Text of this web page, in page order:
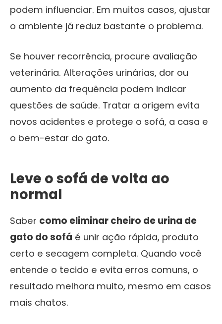
podem influenciar. Em muitos casos, ajustar
o ambiente já reduz bastante o problema.
Se houver recorrência, procure avaliação
veterinária. Alterações urinárias, dor ou
aumento da frequência podem indicar
questões de saúde. Tratar a origem evita
novos acidentes e protege o sofá, a casa e
o bem-estar do gato.
Leve o sofá de volta ao
normal
Saber como eliminar cheiro de urina de
gato do sofá é unir ação rápida, produto
certo e secagem completa. Quando você
entende o tecido e evita erros comuns, o
resultado melhora muito, mesmo em casos
mais chatos.